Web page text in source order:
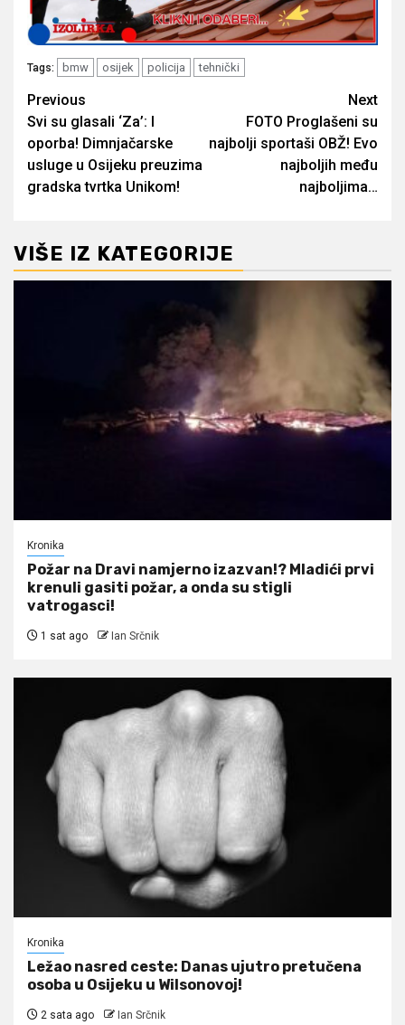
Tags: bmw osijek policija tehnički
Post
navigation
Previous
Svi su glasali ‘Za’: I
oporba! Dimnjačarske
usluge u Osijeku preuzima
gradska tvrtka Unikom!
Next
FOTO Proglašeni su
najbolji sportaši OBŽ! Evo
najboljih među
najboljima…
VIŠE IZ KATEGORIJE
Kronika
Požar na Dravi namjerno izazvan!? Mladići prvi
krenuli gasiti požar, a onda su stigli
vatrogasci!
1 sat ago Ian Srčnik
Kronika
Ležao nasred ceste: Danas ujutro pretučena
osoba u Osijeku u Wilsonovoj!
2 sata ago Ian Srčnik